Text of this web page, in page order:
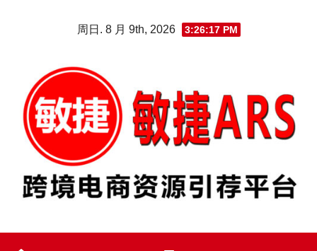
周日. 8 月 9th, 2026 3:26:18 PM